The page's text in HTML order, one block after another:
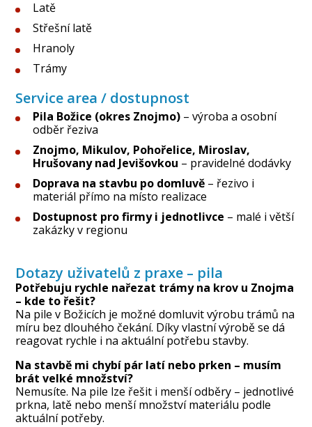
Latě
Střešní latě
Hranoly
Trámy
Service area / dostupnost
Pila Božice (okres Znojmo) – výroba a osobní
odběr řeziva
Znojmo, Mikulov, Pohořelice, Miroslav,
Hrušovany nad Jevišovkou – pravidelné dodávky
Doprava na stavbu po domluvě – řezivo i
materiál přímo na místo realizace
Dostupnost pro firmy i jednotlivce – malé i větší
zakázky v regionu
Dotazy uživatelů z praxe – pila
Potřebuju rychle nařezat trámy na krov u Znojma
– kde to řešit?
Na pile v Božicích je možné domluvit výrobu trámů na
míru bez dlouhého čekání. Díky vlastní výrobě se dá
reagovat rychle i na aktuální potřebu stavby.
Na stavbě mi chybí pár latí nebo prken – musím
brát velké množství?
Nemusíte. Na pile lze řešit i menší odběry – jednotlivé
prkna, latě nebo menší množství materiálu podle
aktuální potřeby.